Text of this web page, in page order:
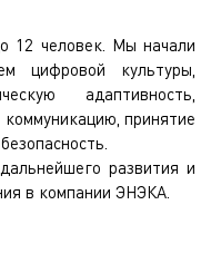
12 человек. Мы начали
цифровой культуры,
адаптивность,
принятие
развития и
в компании ЭНЭКА.